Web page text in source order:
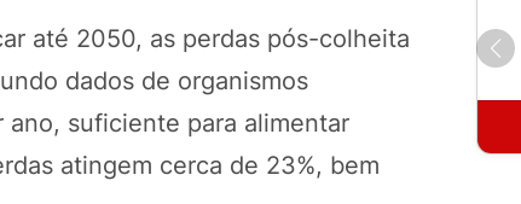
até 2050, as perdas pós-colheita
dados de organismos
suficiente para alimentar
atingem cerca de 23%, bem
COMPRAR